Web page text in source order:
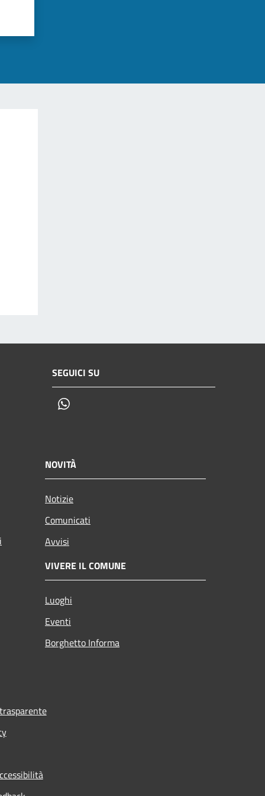
SEGUICI SU
NOVITÀ
Notizie
Comunicati
Avvisi
VIVERE IL COMUNE
Luoghi
Eventi
Borghetto Informa